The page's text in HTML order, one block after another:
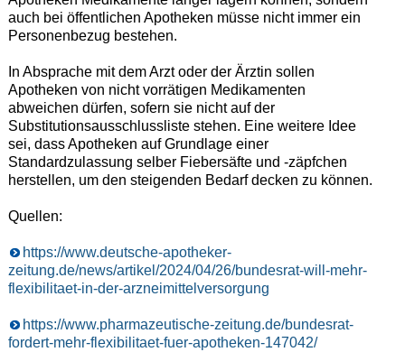
auch bei öffentlichen Apotheken müsse nicht immer ein
Personenbezug bestehen.
In Absprache mit dem Arzt oder der Ärztin sollen
Apotheken von nicht vorrätigen Medikamenten
abweichen dürfen, sofern sie nicht auf der
Substitutionsausschlussliste stehen. Eine weitere Idee
sei, dass Apotheken auf Grundlage einer
Standardzulassung selber Fiebersäfte und -zäpfchen
herstellen, um den steigenden Bedarf decken zu können.
Quellen:
https://www.deutsche-apotheker-
zeitung.de/news/artikel/2024/04/26/bundesrat-will-mehr-
flexibilitaet-in-der-arzneimittelversorgung
https://www.pharmazeutische-zeitung.de/bundesrat-
fordert-mehr-flexibilitaet-fuer-apotheken-147042/